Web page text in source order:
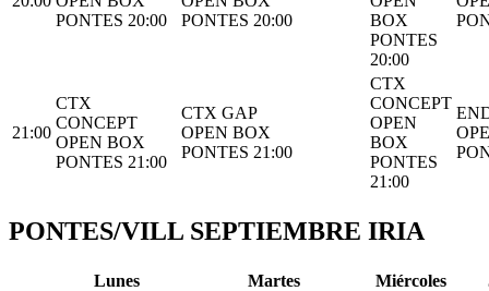
PONTES 20:00
PONTES 20:00
BOX
PONTES
20:00
21:00
CTX
CONCEPT
OPEN BOX
PONTES 21:00
CTX GAP
OPEN BOX
PONTES 21:00
CTX
CONCEPT
OPEN
BOX
PONTES
21:00
PONTES/VILL SEPTIEMBRE IRIA
Lunes Martes Miércoles